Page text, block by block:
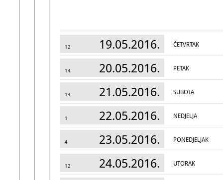
12 19.05.2016. ČETVRTAK
14 20.05.2016. PETAK
14 21.05.2016. SUBOTA
1 22.05.2016. NEDJELJA
4 23.05.2016. PONEDJELJAK
12 24.05.2016. UTORAK